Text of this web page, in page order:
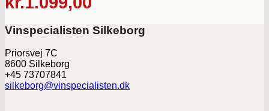
Vinspecialisten Silkeborg
Priorsvej 7C
8600 Silkeborg
+45 73707841
silkeborg@vinspecialisten.dk